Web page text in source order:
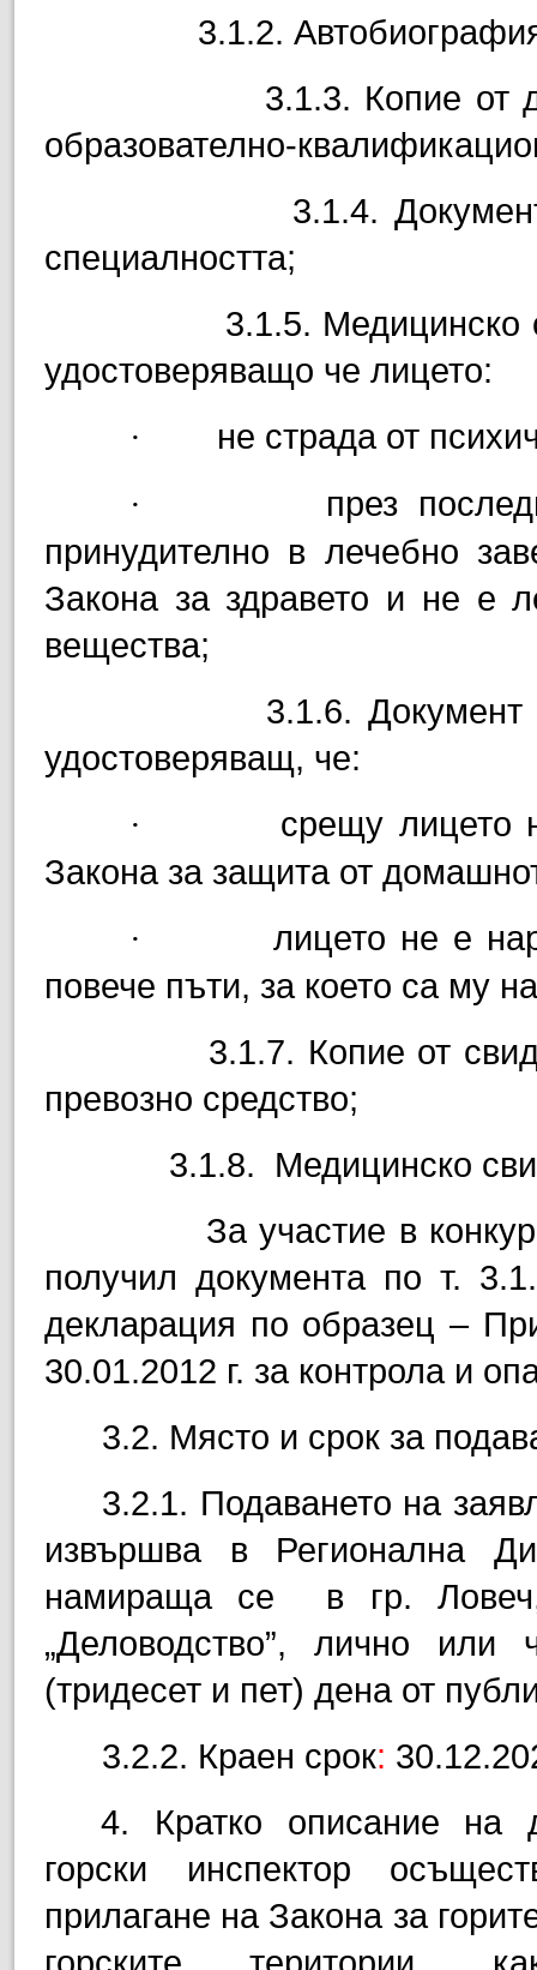
3.1.2.
3.1.3. Копие от
образователно-
3.1.4.
специалността;
3.1.5. Медицинско
удостоверяващо че лицето:
· не страда от
·
през
принудително в лечебно
Закона за здравето и не е
вещества;
3.1.6.
удостоверяващ, че:
·
срещу лицето
Закона за защита от
·
лицето не е
повече пъти, за което са му
3.1.7. Копие от
превозно средство;
3.1.8.
Медицинско
За участие в
получил документа по т.
декларация по образец –
30.01.2012 г. за контрола и
3.2. Място и срок за
3.2.1. Подаването на
извършва в Регионална
намираща се
в гр.
„Деловодство”, лично
(тридесет и пет) дена от
3.2.2. Краен срок:
4. Кратко описание на
горски инспектор
прилагане на Закона за